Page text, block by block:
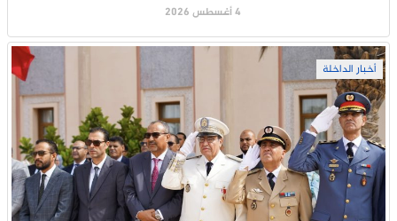
4 أغسطس 2026
أخبار الداخلة